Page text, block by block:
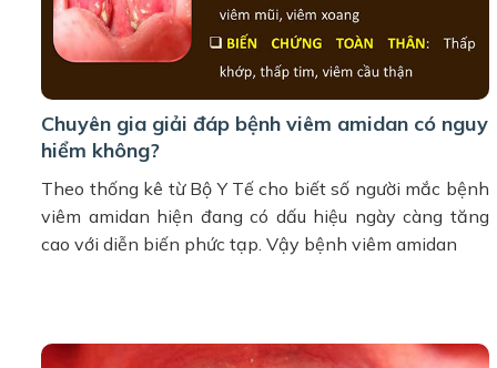
Chuyên gia giải đáp bệnh viêm amidan có nguy
hiểm không?
Theo thống kê từ Bộ Y Tế cho biết số người mắc bệnh
viêm amidan hiện đang có dấu hiệu ngày càng tăng
cao với diễn biến phức tạp. Vậy bệnh viêm amidan